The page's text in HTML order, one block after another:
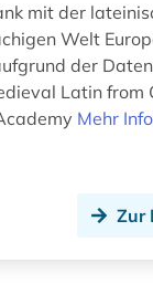
mit der
Welt
der
Latin from
Mehr
Zur